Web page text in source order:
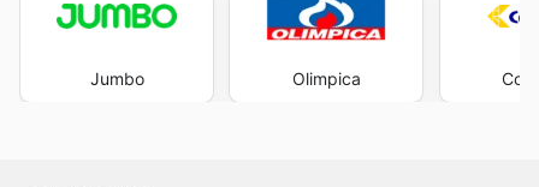
Jumbo Olimpica